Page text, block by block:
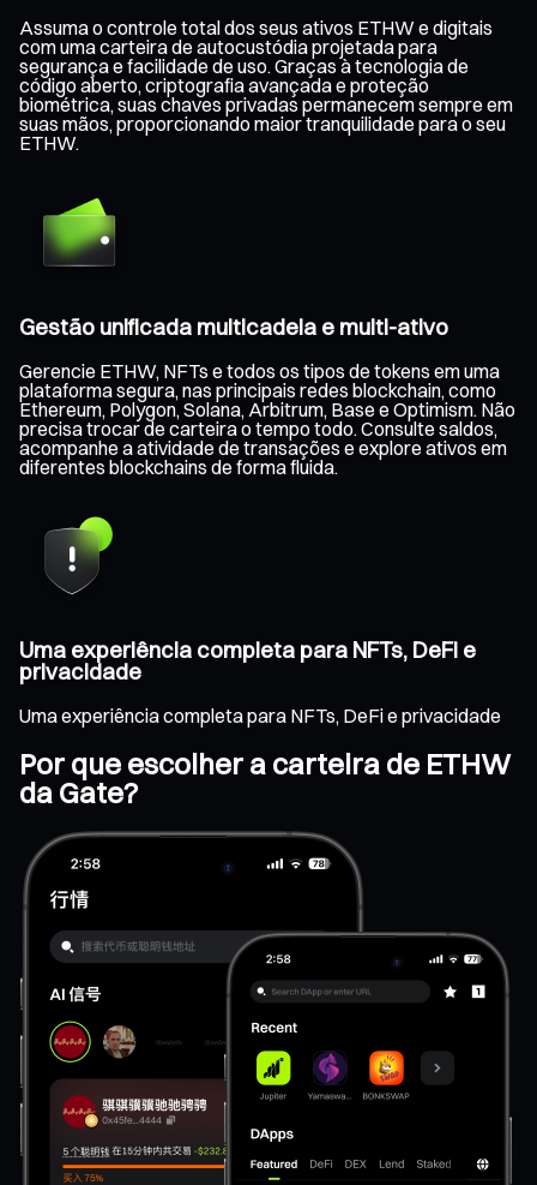
Assuma o controle total dos seus ativos ETHW e digitais
com uma carteira de autocustódia projetada para
segurança e facilidade de uso. Graças à tecnologia de
código aberto, criptografia avançada e proteção
biométrica, suas chaves privadas permanecem sempre em
suas mãos, proporcionando maior tranquilidade para o seu
ETHW.
Gestão unificada multicadeia e multi-ativo
Gerencie ETHW, NFTs e todos os tipos de tokens em uma
plataforma segura, nas principais redes blockchain, como
Ethereum, Polygon, Solana, Arbitrum, Base e Optimism. Não
precisa trocar de carteira o tempo todo. Consulte saldos,
acompanhe a atividade de transações e explore ativos em
diferentes blockchains de forma fluida.
Uma experiência completa para NFTs, DeFi e
privacidade
Uma experiência completa para NFTs, DeFi e privacidade
Por que escolher a carteira de ETHW
da Gate?